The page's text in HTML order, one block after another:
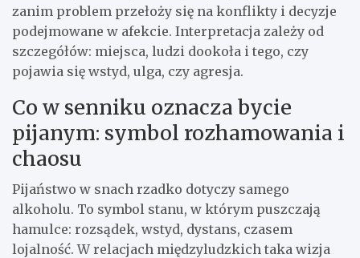
zanim problem przełoży się na konflikty i decyzje
podejmowane w afekcie. Interpretacja zależy od
szczegółów: miejsca, ludzi dookoła i tego, czy
pojawia się wstyd, ulga, czy agresja.
Co w senniku oznacza bycie
pijanym: symbol rozhamowania i
chaosu
Pijaństwo w snach rzadko dotyczy samego
alkoholu. To symbol stanu, w którym puszczają
hamulce: rozsądek, wstyd, dystans, czasem
lojalność. W relacjach międzyludzkich taka wizja